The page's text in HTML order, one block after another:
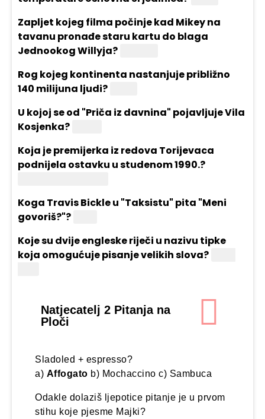
Zapljet kojeg filma počinje kad Mikey na
tavanu pronađe staru kartu do blaga
Jednookog Willyja?
Rog kojeg kontinenta nastanjuje približno
140 milijuna ljudi?
U kojoj se od "Priča iz davnina" pojavljuje Vila
Kosjenka?
Koja je premijerka iz redova Torijevaca
podnijela ostavku u studenom 1990.?
Koga Travis Bickle u "Taksistu" pita "Meni
govoriš?"?
Koje su dvije engleske riječi u nazivu tipke
koja omogućuje pisanje velikih slova?
Natjecatelj 2 Pitanja na
Ploči
Sladoled + espresso?
a) Affogato b) Mochaccino c) Sambuca
Odakle dolaziš ljepotice pitanje je u prvom
stihu koje pjesme Majki?